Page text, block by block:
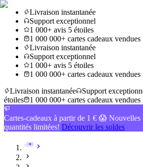
Livraison instantanée
Support exceptionnel
1 000+ avis 5 étoiles
1 000 000+ cartes cadeaux vendues
Livraison instantanée
Support exceptionnel
1 000+ avis 5 étoiles
1 000 000+ cartes cadeaux vendues
Livraison instantanée
Support
étoiles
1 000 000+ cartes cadeaux vendues
Cartes-cadeaux à partir de 1 € 😱 Nouvelles
quantités limitées! Découvrir les soldes